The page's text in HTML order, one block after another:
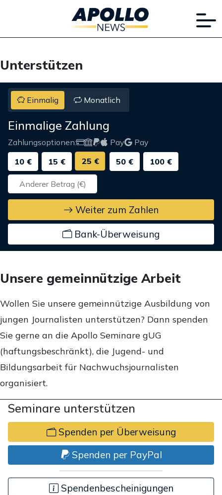
Unterstützen
Einmalig Monatlich
Einmalige Zahlung
Zahlungsoptionen: Pay
Pay
10 €
15 € 25 € 50 € 100 €
Weiter zum Zahlen
Bank-Überweisung
Unsere gemeinnützige Arbeit
Wollen Sie unsere gemeinnützige Ausbildung von
jungen Journalisten unterstützen? Dann spenden
Sie gerne an die Apollo Seminare gUG
(haftungsbeschränkt), die Jugend- und
Bildungsarbeit für Nachwuchsjournalisten
organisiert.
Seminare unterstützen
Spenden per Überweisung
Spenden per PayPal
Spendenbescheinigungen